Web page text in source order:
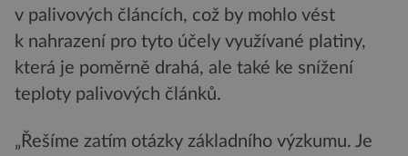
v palivových článcích, což by mohlo vést
k nahrazení pro tyto účely využívané platiny,
která je poměrně drahá, ale také ke snížení
teploty palivových článků.
„Řešíme zatím otázky základního výzkumu. Je